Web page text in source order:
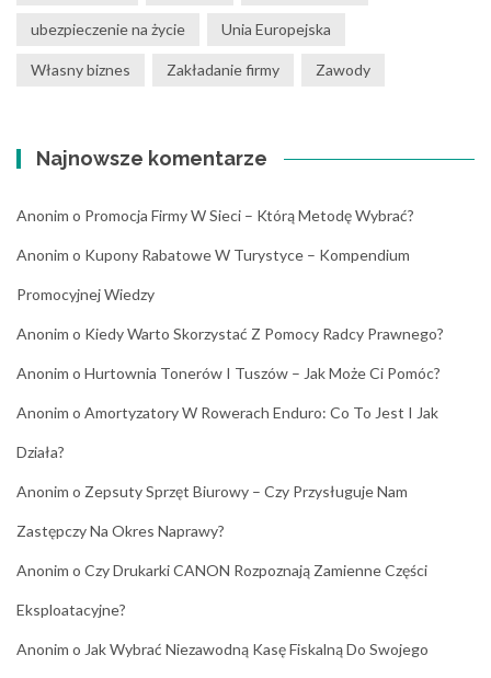
ubezpieczenie na życie Unia Europejska
Własny biznes Zakładanie firmy Zawody
Najnowsze komentarze
Anonim o Promocja Firmy W Sieci – Którą Metodę Wybrać?
Anonim o Kupony Rabatowe W Turystyce – Kompendium
Promocyjnej Wiedzy
Anonim o Kiedy Warto Skorzystać Z Pomocy Radcy Prawnego?
Anonim o Hurtownia Tonerów I Tuszów – Jak Może Ci Pomóc?
Anonim o Amortyzatory W Rowerach Enduro: Co To Jest I Jak
Działa?
Anonim o Zepsuty Sprzęt Biurowy – Czy Przysługuje Nam
Zastępczy Na Okres Naprawy?
Anonim o Czy Drukarki CANON Rozpoznają Zamienne Części
Eksploatacyjne?
Anonim o Jak Wybrać Niezawodną Kasę Fiskalną Do Swojego